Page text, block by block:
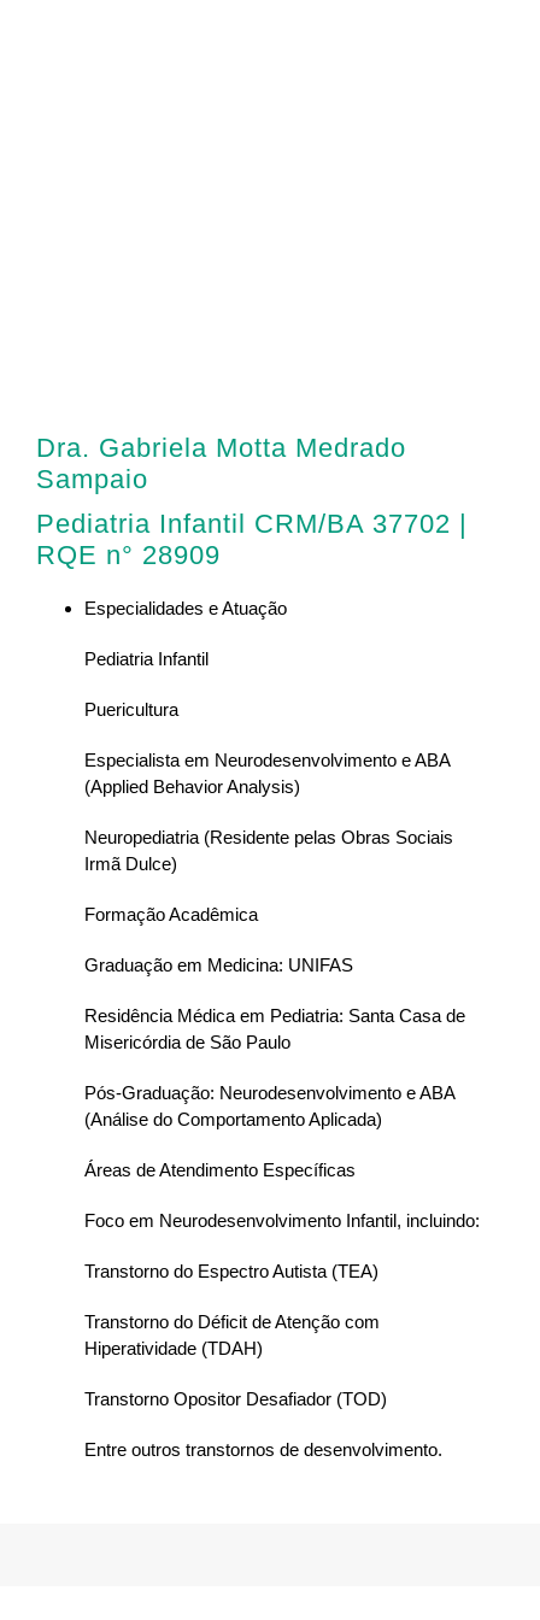
Dra. Gabriela Motta Medrado
Sampaio
Pediatria Infantil CRM/BA 37702 |
RQE n° 28909
Especialidades e Atuação
Pediatria Infantil
Puericultura
Especialista em Neurodesenvolvimento e ABA
(Applied Behavior Analysis)
Neuropediatria (Residente pelas Obras Sociais
Irmã Dulce)
Formação Acadêmica
Graduação em Medicina: UNIFAS
Residência Médica em Pediatria: Santa Casa de
Misericórdia de São Paulo
Pós-Graduação: Neurodesenvolvimento e ABA
(Análise do Comportamento Aplicada)
Áreas de Atendimento Específicas
Foco em Neurodesenvolvimento Infantil, incluindo:
Transtorno do Espectro Autista (TEA)
Transtorno do Déficit de Atenção com
Hiperatividade (TDAH)
Transtorno Opositor Desafiador (TOD)
Entre outros transtornos de desenvolvimento.